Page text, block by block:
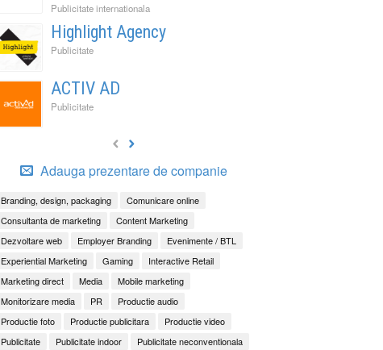
Publicitate internationala
Highlight Agency
Publicitate
ACTIV AD
Publicitate
Adauga prezentare de companie
Branding, design, packaging
Comunicare online
Consultanta de marketing
Content Marketing
Dezvoltare web
Employer Branding
Evenimente / BTL
Experiential Marketing
Gaming
Interactive Retail
Marketing direct
Media
Mobile marketing
Monitorizare media
PR
Productie audio
Productie foto
Productie publicitara
Productie video
Publicitate
Publicitate indoor
Publicitate neconventionala